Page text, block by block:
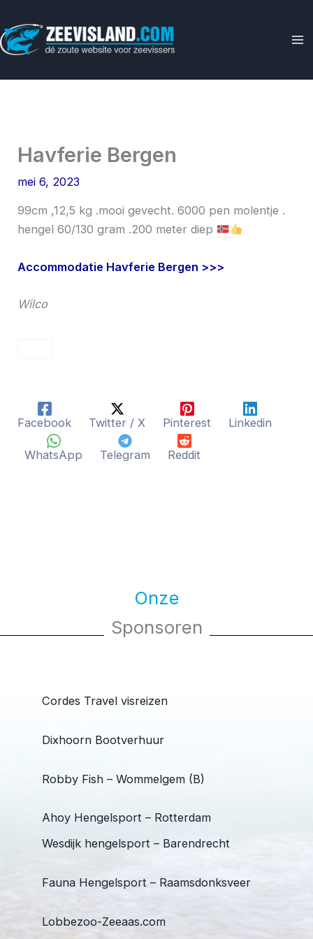
naar
de
Havferie Bergen
mei 6, 2023
99cm ,12,5 kg .mooi gevecht. 6000 pen molentje .
hengel 60/130 gram .200 meter diep
Accommodatie Havferie Bergen >>>
Wilco
Facebook Twitter / X Pinterest Linkedin
WhatsApp Telegram Reddit
Onze
Sponsoren
Cordes Travel visreizen
Dixhoorn Bootverhuur
Robby Fish – Wommelgem (B)
Ahoy Hengelsport – Rotterdam
Wesdijk hengelsport – Barendrecht
Fauna Hengelsport – Raamsdonksveer
Lobbezoo-Zeeaas.com